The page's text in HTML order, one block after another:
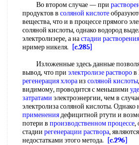
Во втором случае — при
продуктов в соляной кислоте
вещества, что и в процессе прямого
соляной кислоты, однако водород
электролизере, а настадии растворения
нример никеля.
[c.285]
Изложенные здесь данные
вывод, что при электролизе растворов
регенерация хлораиз соляной кислоты
видимому, проводится с меньшими
затратами электроэнергии, чем в
электролиза соляной кислоты. Однако
применениядефицитной ртути и
потери в производственном процессе,
стадии регенерации раствора,
недостатками этого метода.
[c.296]